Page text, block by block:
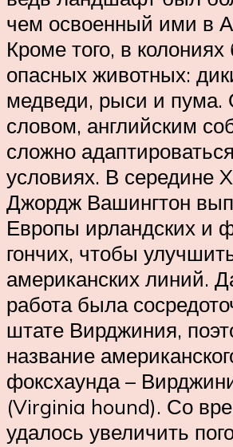
чем освоенный ими в
Кроме того, в
опасных животных:
медведи, рыси и пума.
словом, английским
сложно
условиях. В середине
Джордж Вашингтон
Европы ирландских и
гончих, чтобы
американских линий.
работа была
штате Вирджиния,
название
фоксхаунда –
(Virginia hound). Со
удалось увеличить